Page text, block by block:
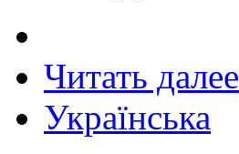
Читать далее
Українська